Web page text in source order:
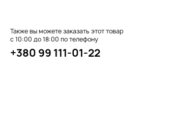
Также вы можете заказать этот товар
с 10:00 до 18:00 по телефону
+380 99 111-01-22